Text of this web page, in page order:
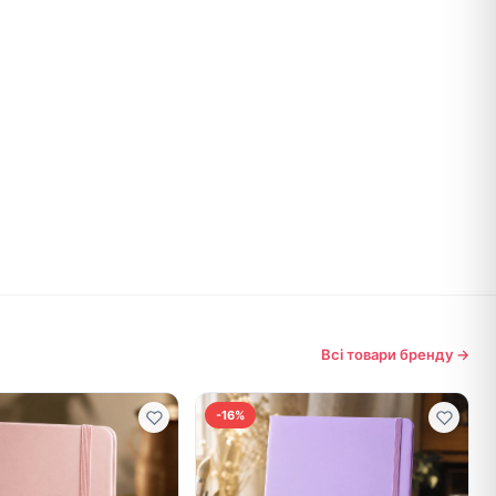
Всі товари бренду →
-16%